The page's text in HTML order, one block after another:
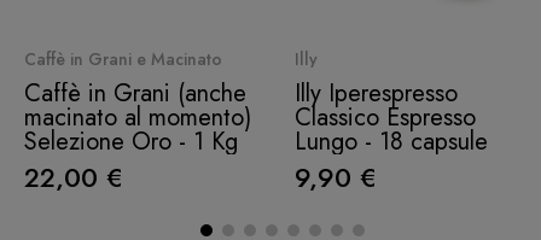
Quick View
Caffè in Grani e Macinato
Caffè in Grani (anche
macinato al momento)
Selezione Oro - 1 Kg
22,00 €
Illy
Illy Iperespresso
Classico Espresso
Lungo - 18 capsule
9,90 €